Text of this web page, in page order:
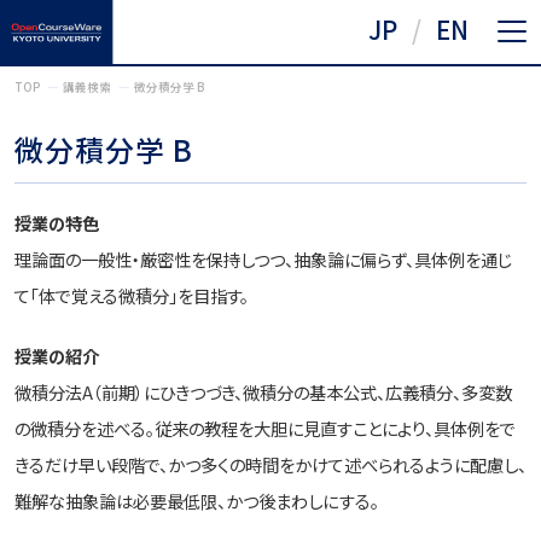
JP EN
TOP 講義検索 微分積分学 B
微分積分学 B
授業の特色
理論面の一般性・厳密性を保持しつつ、抽象論に偏らず、具体例を通じ
て「体で覚える微積分」を目指す。
授業の紹介
微積分法A（前期）にひきつづき、微積分の基本公式、広義積分、多変数
の微積分を述べる。従来の教程を大胆に見直すことにより、具体例をで
きるだけ早い段階で、かつ多くの時間をかけて述べられるように配慮し、
難解な抽象論は必要最低限、かつ後まわしにする。